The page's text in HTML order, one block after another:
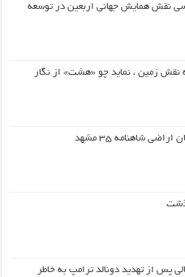
نقش همایش جهانی اربعین در توسعه
زمین ، نماید چو «هشت» از نگار
شاهنامه ۳۵ مشهد
پس از تهدید دونالد ترامپ به خاطر